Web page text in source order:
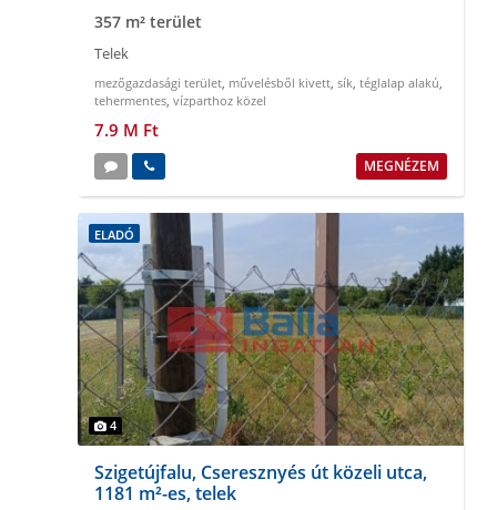
357 m² terület
Telek
mezőgazdasági terület, művelésből kivett, sík, téglalap alakú,
tehermentes, vízparthoz közel
7.9 M Ft
MEGNÉZEM
ELADÓ
4
Szigetújfalu, Cseresznyés út közeli utca,
1181 m²-es, telek